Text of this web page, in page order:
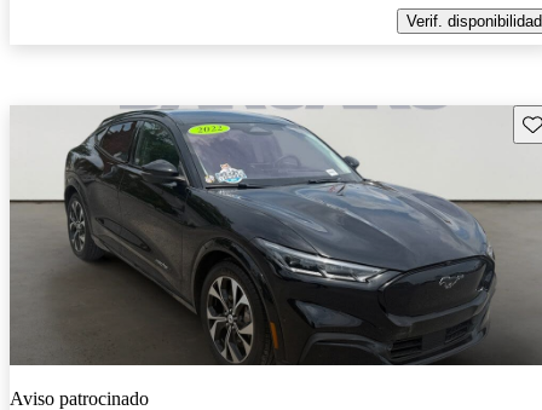
Verif. disponibilidad
Aviso patrocinado